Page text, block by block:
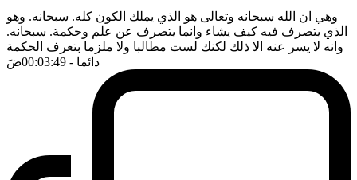
وهي ان الله سبحانه وتعالى هو الذي يملك الكون كله. سبحانه. وهو
الذي يتصرف فيه كيف يشاء وانما يتصرف عن علم وحكمة. سبحانه.
وانه لا يسر عنه الا ذلك لكنك لست مطالبا ولا ملزما بتعرف الحكمة
دائما - 00:03:49 ضَ